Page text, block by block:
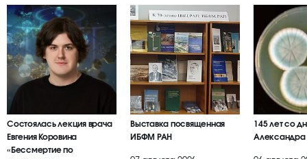
Состоялась лекция врача
Евгения Коровина
«Бессмертие по
Выставка посвященная
ИБФМ РАН
145 лет со
Александра